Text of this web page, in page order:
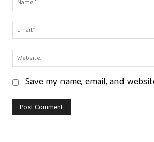
Save my name, email, and